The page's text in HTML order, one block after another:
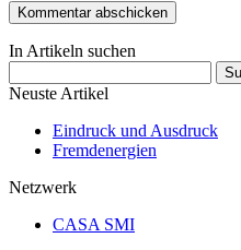
In Artikeln suchen
nach:
Neuste Artikel
Eindruck und Ausdruck
Fremdenergien
Netzwerk
CASA SMI